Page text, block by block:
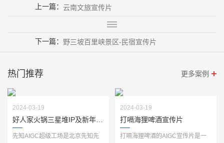
上一篇： 云南文旅宣传片
下一篇： 野三坡百里峡景区-民宿宣传片
热门推荐 更多案例
2024-03-19
先知AIGC超级工场是北京先知先
2024-03-19
打嗝海狸啤酒宣传片
打嗝海狸啤酒的AIGC宣传片是一